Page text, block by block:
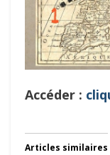
Accéder :
Articles similaires